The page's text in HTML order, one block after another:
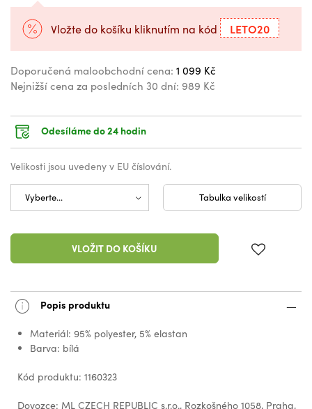
Vložte do košíku kliknutím na kód LETO20
Doporučená maloobchodní cena: 1 099 Kč
Nejnižší cena za posledních 30 dní: 989 Kč
Odesíláme do 24 hodin
Velikosti jsou uvedeny v EU číslování.
Tabulka velikostí
VLOŽIT DO KOŠÍKU
Popis produktu
Materiál: 95% polyester, 5% elastan
Barva: bílá
Kód produktu: 1160323
Dovozce: ML CZECH REPUBLIC s.r.o., Rozkošného 1058, Praha,